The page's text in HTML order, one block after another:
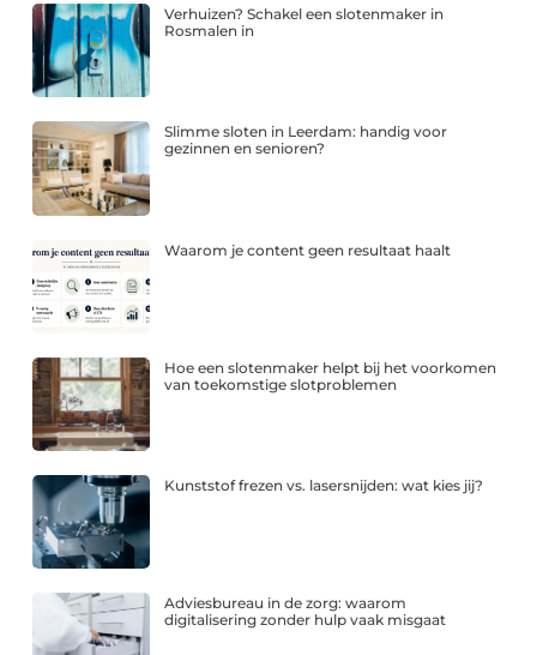
Verhuizen? Schakel een slotenmaker in
Rosmalen in
Slimme sloten in Leerdam: handig voor
gezinnen en senioren?
Waarom je content geen resultaat haalt
Hoe een slotenmaker helpt bij het voorkomen
van toekomstige slotproblemen
Kunststof frezen vs. lasersnijden: wat kies jij?
Adviesbureau in de zorg: waarom
digitalisering zonder hulp vaak misgaat